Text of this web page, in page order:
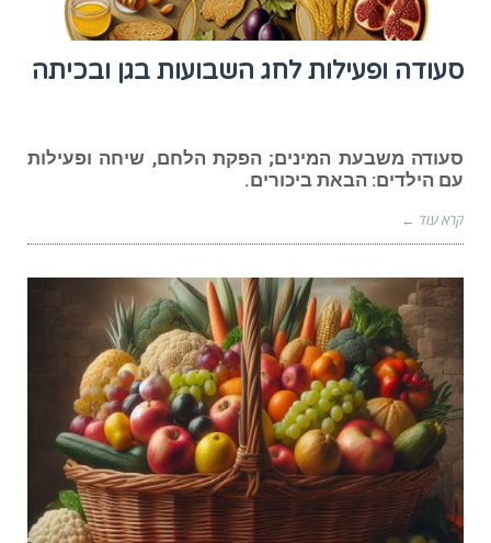
סעודה ופעילות לחג השבועות בגן ובכיתה
סעודה משבעת המינים; הפקת הלחם, שיחה ופעילות
עם הילדים: הבאת ביכורים.
קרא עוד ←